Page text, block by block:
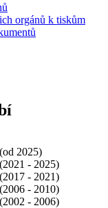
orgánů k tiskům
(od 2025)
(2021 - 2025)
(2017 - 2021)
(2006 - 2010)
(2002 - 2006)